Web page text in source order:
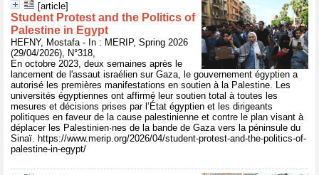
[article]
Student Protest and the Politics of
Palestine in Egypt
HEFNY, Mostafa - In : MERIP, Spring 2026
(29/04/2026), N°318,
En octobre 2023, deux semaines après le
lancement de l'assaut israélien sur Gaza, le gouvernement égyptien a
autorisé les premières manifestations en soutien à la Palestine. Les
universités égyptiennes ont affirmé leur soutien total à toutes les
mesures et décisions prises par l’État égyptien et les dirigeants
politiques en faveur de la cause palestinienne et contre le plan visant à
déplacer les Palestinien·nes de la bande de Gaza vers la péninsule du
Sinaï. https://www.merip.org/2026/04/student-protest-and-the-politics-of-
palestine-in-egypt/